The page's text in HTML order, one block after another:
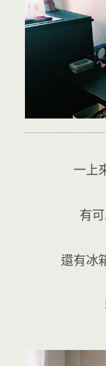
一上
有
還有冰